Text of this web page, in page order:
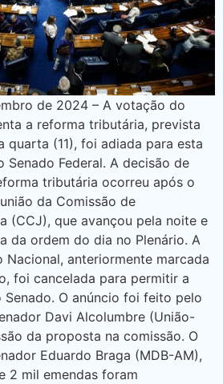
de 2024 – A votação do
a reforma tributária, prevista
quarta (11), foi adiada para esta
Senado Federal. A decisão de
tributária ocorreu após o
da Comissão de
(CCJ), que avançou pela noite e
da ordem do dia no Plenário. A
Nacional, anteriormente marcada
foi cancelada para permitir a
Senado. O anúncio foi feito pelo
Davi Alcolumbre (União-
da proposta na comissão. O
Eduardo Braga (MDB-AM),
2 mil emendas foram